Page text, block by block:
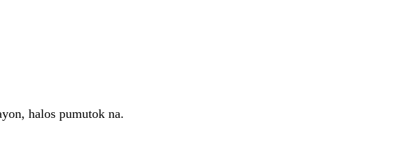
halos pumutok na.